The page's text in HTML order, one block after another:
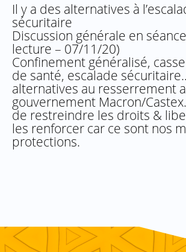
Il y a des alternatives à
sécuritaire
Discussion générale en
lecture – 07/11/20)
Confinement généralisé,
de santé, escalade
alternatives au resserrement
gouvernement Macron/
de restreindre les droits &
les renforcer car ce sont nos
protections.